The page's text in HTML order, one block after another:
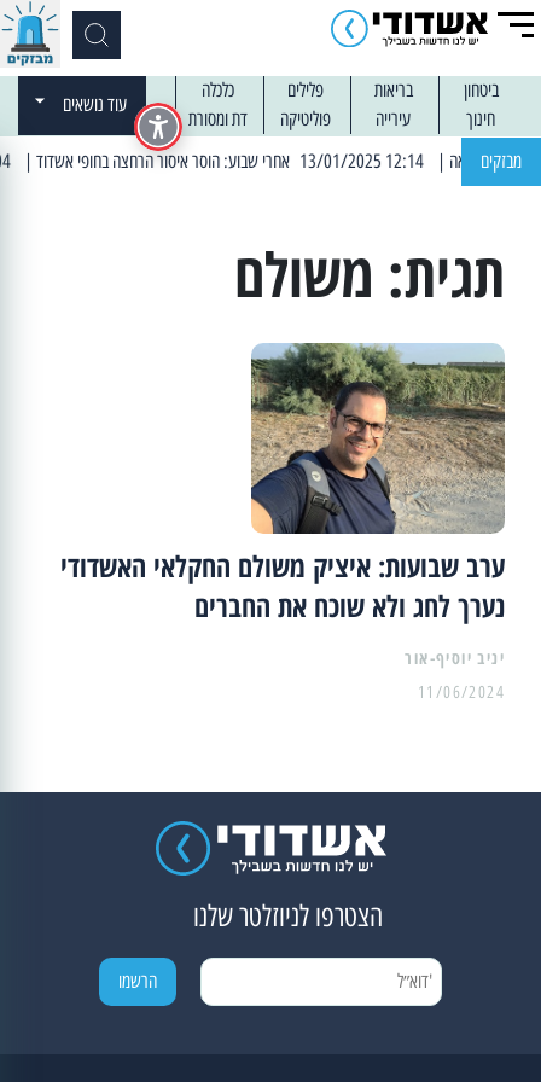
ביטחון בריאות פלילים
כלכלה
חינוך
עירייה פוליטיקה דת ומסורת
עוד נושאים
מבזקים | 12:14 13/01/2025 אחרי שבוע: הוסר איסור הרחצה בחופי אשדוד | 13:04 14/01/2025 עובדים בלילות: עבודות קרצוף וריבוד אספלט
תגית: משולם
ערב שבועות: איציק משולם החקלאי האשדודי
נערך לחג ולא שוכח את החברים
יניב יוסיף-אור
11/06/2024
הצטרפו לניוזלטר שלנו